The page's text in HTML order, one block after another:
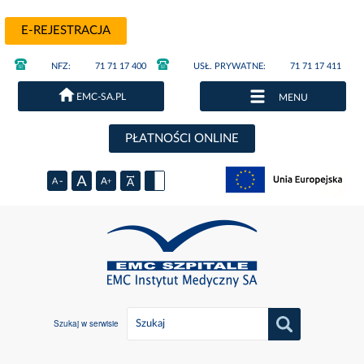
E-REJESTRACJA
NFZ: 71 71 17 400 USŁ. PRYWATNE: 71 71 17 411
EMC-SA.PL MENU
PŁATNOŚCI ONLINE
Szukaj w serwisie